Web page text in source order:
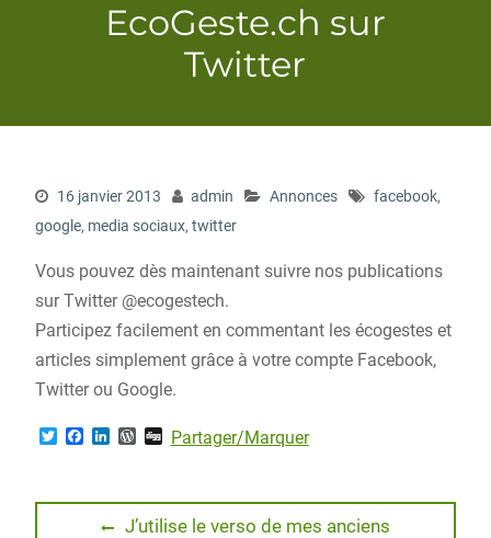
EcoGeste.ch sur
Twitter
16 janvier 2013 admin Annonces facebook,
google, media sociaux, twitter
Vous pouvez dès maintenant suivre nos publications
sur Twitter @ecogestech.
Participez facilement en commentant les écogestes et
articles simplement grâce à votre compte Facebook,
Twitter ou Google.
T
t
F
b
L
e
d
W
P
r
DPartager/Marquer
Navigation
Previous
J’utilise le verso de mes anciens